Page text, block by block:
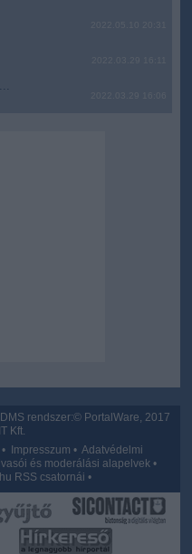
rendszer:© PortalWare, 2017
Kft.
• Impresszum •Adatvédelmi
és moderálási alapelvek •
RSS csatornái •